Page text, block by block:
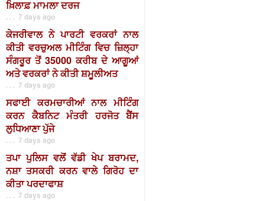
ਖ਼ਿਲਾਫ਼ ਮਾਮਲਾ ਦਰਜ
. . . 7 days ago
ਕੇਜਰੀਵਾਲ ਨੇ ਪਾਰਟੀ ਵਰਕਰਾਂ ਨਾਲ
ਕੀਤੀ ਵਰਚੁਅਲ ਮੀਟਿੰਗ ਵਿਚ ਜ਼ਿਲ੍ਹਾ
ਸੰਗਰੂਰ ਤੋਂ 35000 ਕਰੀਬ ਦੇ ਆਗੂਆਂ
ਅਤੇ ਵਰਕਰਾਂ ਨੇ ਕੀਤੀ ਸ਼ਮੂਲੀਅਤ
. . . 7 days ago
ਸਫਾਈ ਕਰਮਚਾਰੀਆਂ ਨਾਲ ਮੀਟਿੰਗ
ਕਰਨ ਕੈਬਨਿਟ ਮੰਤਰੀ ਹਰਜੋਤ ਬੈਂਸ
ਲੁਧਿਆਣਾ ਪੁੱਜੇ
. . . 7 days ago
ਤਪਾ ਪੁਲਿਸ ਵਲੋਂ ਵੱਡੀ ਖੇਪ ਬਰਾਮਦ,
ਨਸ਼ਾ ਤਸਕਰੀ ਕਰਨ ਵਾਲੇ ਗਿਰੋਹ ਦਾ
ਕੀਤਾ ਪਰਦਾਫਾਸ਼
. . . 7 days ago